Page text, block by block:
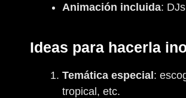
Animación incluida:
Ideas para hacerla
Temática especial:
tropical, etc.